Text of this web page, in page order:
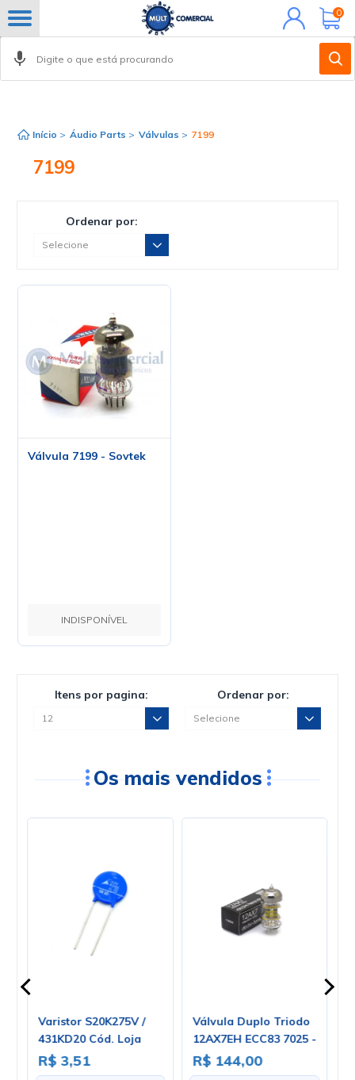
Minha
conta
0
Início > Áudio Parts > Válvulas > 7199
FILTROS
7199
Ordenar por:
Válvula 7199 - Sovtek
INDISPONÍVEL
Itens por pagina: Ordenar por:
Os mais vendidos
Varistor S20K275V /
431KD20 Cód. Loja
1371
R$ 3,51
Válvula Duplo Triodo
12AX7EH ECC83 7025 -
Electro-Harmonix
R$ 144,00